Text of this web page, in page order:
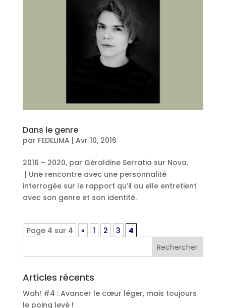
Dans le genre
par FEDELIMA | Avr 10, 2016
2016 – 2020, par Géraldine Serratia sur Nova.
| Une rencontre avec une personnalité
interrogée sur le rapport qu’il ou elle entretient
avec son genre et son identité.
Page 4 sur 4 « 1 2 3 4
Articles récents
Wah! #4 : Avancer le cœur léger, mais toujours
le poing levé !